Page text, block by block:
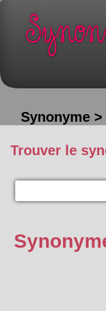
Synonyme >
Trouver le